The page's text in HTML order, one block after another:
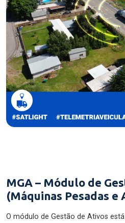
MGA – Módulo de
(Máquinas Pesadas e
O módulo de Gestão de Ativos